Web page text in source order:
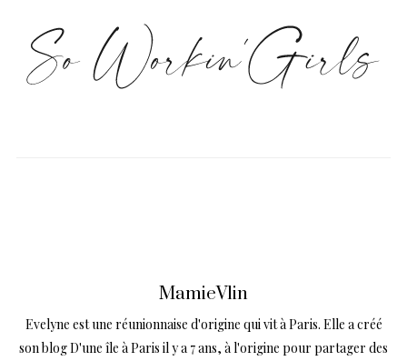
MamieVlin
Evelyne est une réunionnaise d'origine qui vit à Paris. Elle a créé
son blog D'une île à Paris il y a 7 ans, à l'origine pour partager des